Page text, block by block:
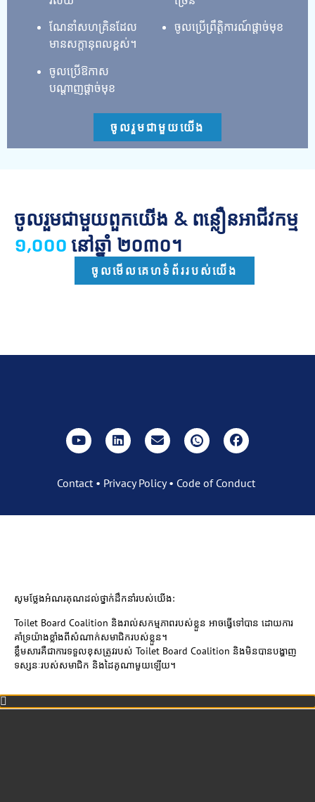
ណែនាំសហគ្រិនដែល
មានសក្តានុពលខ្ពស់។
ចូលប្រើឱកាស
បណ្តាញផ្តាច់មុខ
ចូលប្រើព្រឹត្តិការណ៍ផ្តាច់មុខ
ចូលរួមជាមួយយើង
ចូលរួមជាមួយពួកយើង & ពន្លឿនអាជីវកម្ម
១,០០០ នៅឆ្នាំ ២០៣០។
ចូលមើលគេហទំព័ររបស់យើង
Contact• Privacy Policy• Code of Conduct
សូមថ្លែងអំណរគុណដល់ថ្នាក់ដឹកនាំរបស់យើង:
Toilet Board Coalition និងរាល់សកម្មភាពរបស់ខ្លួន អាចធ្វើទៅបាន ដោយការ
គាំទ្រយ៉ាងខ្លាំងពីសំណាក់សមាជិករបស់ខ្លួន។
ខ្លឹមសារគឺជាការទទួលខុសត្រូវរបស់ Toilet Board Coalition និងមិនបានបង្ហាញ
ទស្សនៈរបស់សមាជិក និងដៃគូណាមួយឡើយ។​